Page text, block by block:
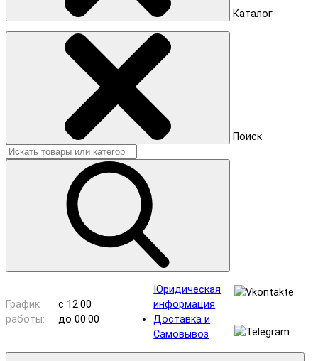
Каталог
Поиск
График
работы:
с 12:00
до 00:00
Юридическая
информация
Доставка и
Самовывоз